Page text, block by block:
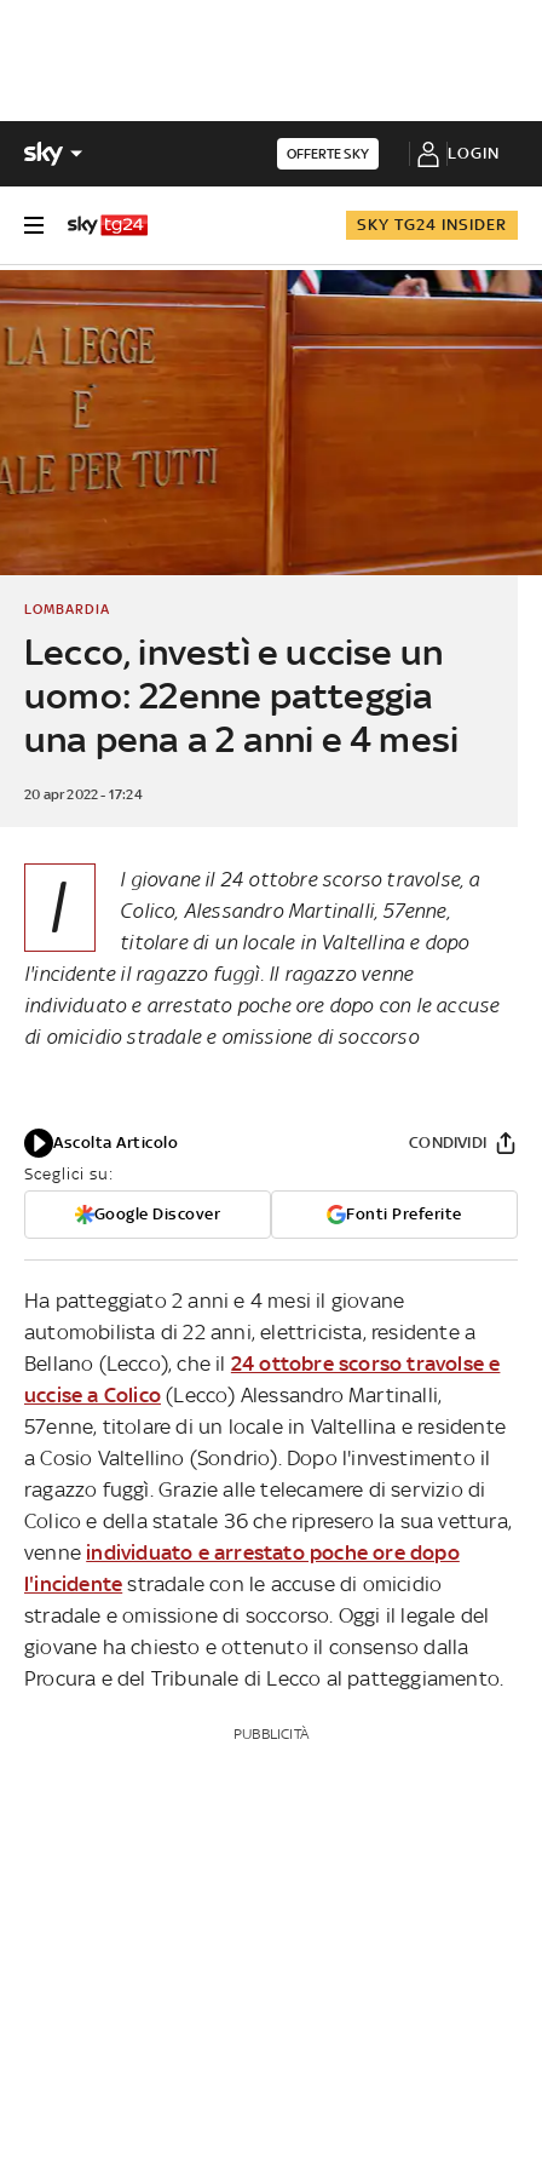
OFFERTE SKY LOGIN
SKY TG24 INSIDER
Lecco, investì e uccise un
uomo: 22enne patteggia
una pena a 2 anni e 4 mesi
LOMBARDIA
20 apr 2022 - 17:24
I
l giovane il 24 ottobre scorso travolse, a
Colico, Alessandro Martinalli, 57enne,
titolare di un locale in Valtellina e dopo
l'incidente il ragazzo fuggì. Il ragazzo venne
individuato e arrestato poche ore dopo con le accuse
di omicidio stradale e omissione di soccorso
Ascolta Articolo
Sceglici su:
Google Discover Fonti Preferite
CONDIVIDI
Ha patteggiato 2 anni e 4 mesi il giovane
automobilista di 22 anni, elettricista, residente a
Bellano (Lecco), che il 24 ottobre scorso travolse e
uccise a Colico (Lecco) Alessandro Martinalli,
57enne, titolare di un locale in Valtellina e residente
a Cosio Valtellino (Sondrio). Dopo l'investimento il
ragazzo fuggì. Grazie alle telecamere di servizio di
Colico e della statale 36 che ripresero la sua vettura,
venne individuato e arrestato poche ore dopo
l'incidente stradale con le accuse di omicidio
stradale e omissione di soccorso. Oggi il legale del
giovane ha chiesto e ottenuto il consenso dalla
Procura e del Tribunale di Lecco al patteggiamento.
PUBBLICITÀ